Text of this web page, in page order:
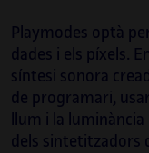
Playmodes optà
dades i els píxels.
síntesi sonora
de programari,
llum i la
dels sintetitzadors